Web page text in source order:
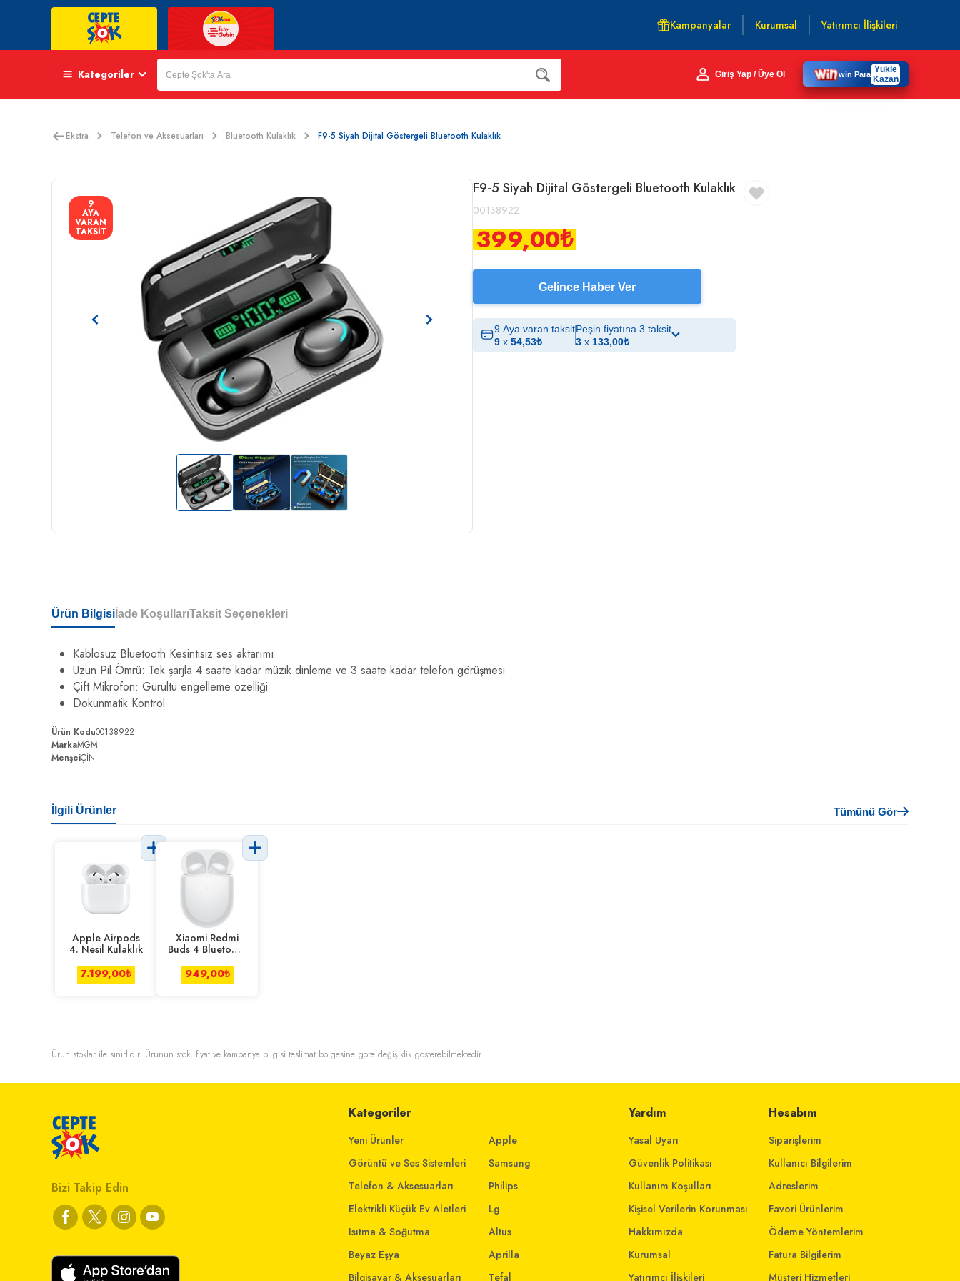
Kampanyalar Kurumsal Yatırımcı İlişkileri
Kategoriler Giriş Yap / Üye Ol win Para Yükle
Kazan
Ekstra Telefon ve Aksesuarları Bluetooth Kulaklık F9-5 Siyah Dijital Göstergeli Bluetooth Kulaklık
9
AYA
VARAN
TAKSİT
F9-5 Siyah Dijital Göstergeli Bluetooth Kulaklık
00138922
399,00₺
Gelince Haber Ver
9 Aya varan taksit
9 x 54,53₺
Peşin fiyatına 3 taksit
3 x 133,00₺
Ürün Bilgisi İade KoşullarıTaksit Seçenekleri
Kablosuz Bluetooth Kesintisiz ses aktarımı
Uzun Pil Ömrü: Tek şarjla 4 saate kadar müzik dinleme ve 3 saate kadar telefon görüşmesi
Çift Mikrofon: Gürültü engelleme özelliği
Dokunmatik Kontrol
Ürün Kodu00138922
MarkaMGM
MenşeiÇİN
İlgili Ürünler Tümünü Gör
Apple Airpods
4. Nesil Kulaklık
7.199,00₺
Xiaomi Redmi
Buds 4 Bluetooth
949,00₺
Ürün stoklar ile sınırlıdır. Ürünün stok, fiyat ve kampanya bilgisi teslimat bölgesine göre değişiklik gösterebilmektedir.
Bizi Takip Edin
Kategoriler
Yeni Ürünler
Görüntü ve Ses Sistemleri
Telefon & Aksesuarları
Elektrikli Küçük Ev Aletleri
Isıtma & Soğutma
Beyaz Eşya
Bilgisayar & Aksesuarları
Apple
Samsung
Philips
Lg
Altus
Aprilla
Tefal
Yardım
Yasal Uyarı
Güvenlik Politikası
Kullanım Koşulları
Kişisel Verilerin Korunması
Hakkımızda
Kurumsal
Yatırımcı İlişkileri
Hesabım
Siparişlerim
Kullanıcı Bilgilerim
Adreslerim
Favori Ürünlerim
Ödeme Yöntemlerim
Fatura Bilgilerim
Müşteri Hizmetleri